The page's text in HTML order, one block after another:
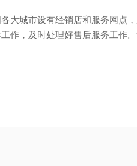
大城市设有经销店和服务网点
作，及时处理好售后服务工作